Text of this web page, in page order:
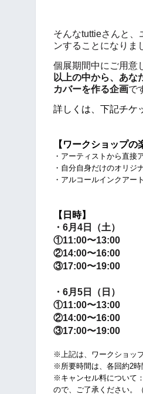
そんなtuttieさんと、
ンすることになりま
個展期間中にご用意
以上の中から、あな
カバーを作る企画で
詳しくは、下記チケ
【ワークショップの
・アーティストから直接
・自分自身だけのオリジ
・アルコールインクアー
【日時】
・6月4日（土）
①11:00〜13:00
②14:00〜16:00
③17:00〜19:00
・6月5日（日）
①11:00〜13:00
②14:00〜16:00
③17:00〜19:00
※上記は、ワークショッ
※所要時間は、各回約2時
※キャンセル料について：
ので、ご了承ください。